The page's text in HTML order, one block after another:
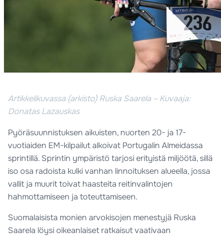
Artikkelikuvassa (arkisto) Ruska Saarela – Kuvaaja:
Donatas Lazauskas
Pyöräsuunnistuksen aikuisten, nuorten 20- ja 17-
vuotiaiden EM-kilpailut alkoivat Portugalin Almeidassa
sprintillä. Sprintin ympäristö tarjosi erityistä miljöötä, sillä
iso osa radoista kulki vanhan linnoituksen alueella, jossa
vallit ja muurit toivat haasteita reitinvalintojen
hahmottamiseen ja toteuttamiseen.
Suomalaisista monien arvokisojen menestyjä Ruska
Saarela löysi oikeanlaiset ratkaisut vaativaan